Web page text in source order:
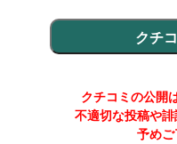
クチコミの公開
不適切な投稿や誹
予めご